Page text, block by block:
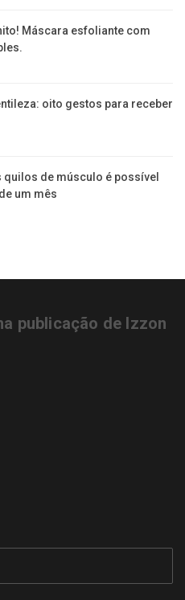
Máscara esfoliante com
oito gestos para receber
quilos de músculo é possível
um mês
publicação de Izzon